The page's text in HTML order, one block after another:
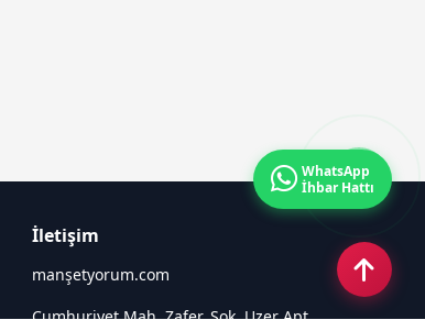
İletişim
manşetyorum.com
WhatsApp
İhbar Hattı